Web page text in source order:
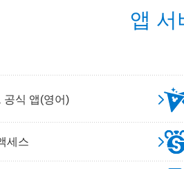
앱 서
공식 앱(영어)
세스